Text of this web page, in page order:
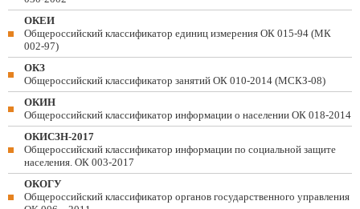
ОКЕИ
Общероссийский классификатор единиц измерения ОК 015-94 (МК
002-97)
ОКЗ
Общероссийский классификатор занятий ОК 010-2014 (МСКЗ-08)
ОКИН
Общероссийский классификатор информации о населении ОК 018-2014
ОКИСЗН-2017
Общероссийский классификатор информации по социальной защите
населения. ОК 003-2017
ОКОГУ
Общероссийский классификатор органов государственного управления